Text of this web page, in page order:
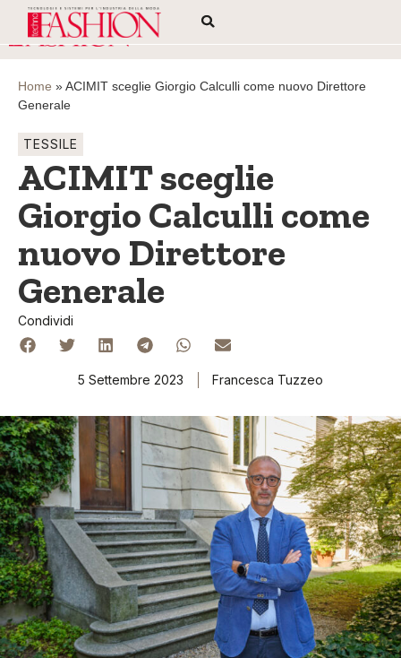
Home »ACIMIT sceglie Giorgio Calculli come nuovo Direttore
Generale
TESSILE
ACIMIT sceglie
Giorgio Calculli come
nuovo Direttore
Generale
Condividi
5 Settembre 2023 Francesca Tuzzeo